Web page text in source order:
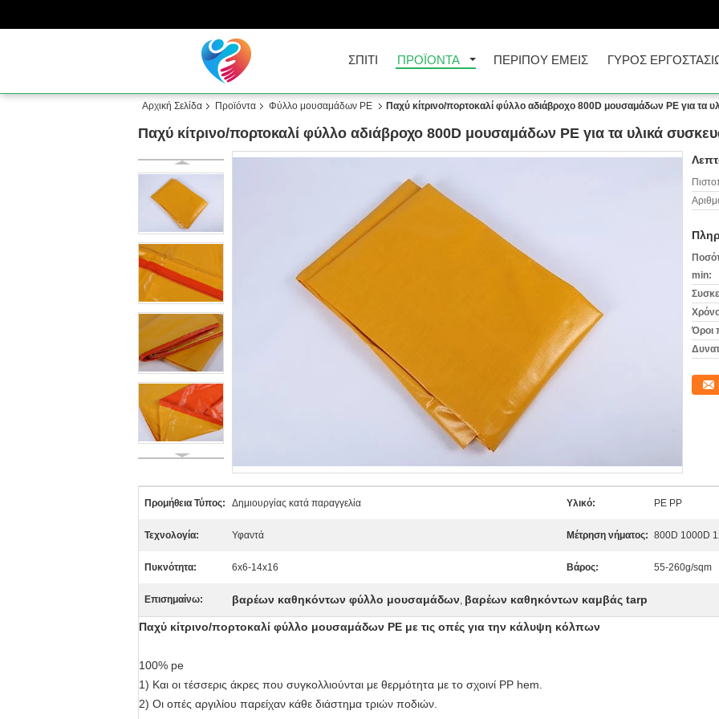
ΣΠΊΤΙ ΠΡΟΪΌΝΤΑ ΠΕΡΊΠΟΥ ΕΜΕΊΣ ΓΎΡΟΣ
Αρχική Σελίδα Προϊόντα Φύλλο μουσαμάδων PE Παχύ κίτρινο/πορτοκαλί φύλλο αδιάβροχο 800D μουσαμάδων PE για τα
Παχύ κίτρινο/πορτοκαλί φύλλο αδιάβροχο 800D μουσαμάδων PE για τα υλικά
min:
Όροι
Προμήθεια Τύπος: Δημιουργίας κατά παραγγελία Υλικό: PE PP
Τεχνολογία: Υφαντά Μέτρηση νήματος: 800D 1000D
Πυκνότητα: 6x6-14x16 Βάρος: 55-260g/sqm
Επισημαίνω: βαρέων καθηκόντων φύλλο μουσαμάδων, βαρέων καθηκόντων καμβάς tarp
Παχύ κίτρινο/πορτοκαλί φύλλο μουσαμάδων PE με τις οπές για την κάλυψη κόλπων
100% pe
1) Και οι τέσσερις άκρες που συγκολλιούνται με θερμότητα με το σχοινί PP hem.
2) Οι οπές αργιλίου παρείχαν κάθε διάστημα τριών ποδιών.